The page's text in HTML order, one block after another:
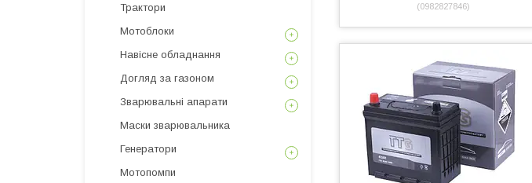
0982827846
Трактори
Мотоблоки
Навісне обладнання
Догляд за газоном
Зварювальні апарати
Маски зварювальника
Генератори
Мотопомпи